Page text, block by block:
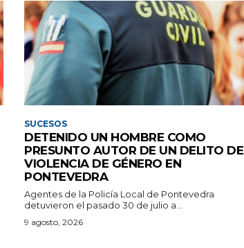
SUCESOS
DETENIDO UN HOMBRE COMO
PRESUNTO AUTOR DE UN DELITO DE
VIOLENCIA DE GÉNERO EN
PONTEVEDRA
Agentes de la Policía Local de Pontevedra
detuvieron el pasado 30 de julio a...
9 agosto, 2026